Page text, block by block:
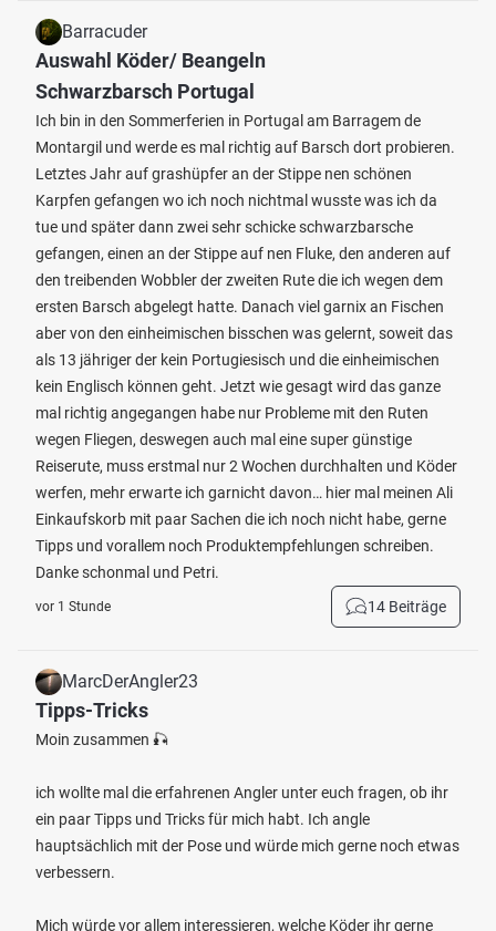
Barracuder
Auswahl Köder/ Beangeln
Schwarzbarsch Portugal
Ich bin in den Sommerferien in Portugal am Barragem de
Montargil und werde es mal richtig auf Barsch dort probieren.
Letztes Jahr auf grashüpfer an der Stippe nen schönen
Karpfen gefangen wo ich noch nichtmal wusste was ich da
tue und später dann zwei sehr schicke schwarzbarsche
gefangen, einen an der Stippe auf nen Fluke, den anderen auf
den treibenden Wobbler der zweiten Rute die ich wegen dem
ersten Barsch abgelegt hatte. Danach viel garnix an Fischen
aber von den einheimischen bisschen was gelernt, soweit das
als 13 jähriger der kein Portugiesisch und die einheimischen
kein Englisch können geht. Jetzt wie gesagt wird das ganze
mal richtig angegangen habe nur Probleme mit den Ruten
wegen Fliegen, deswegen auch mal eine super günstige
Reiserute, muss erstmal nur 2 Wochen durchhalten und Köder
werfen, mehr erwarte ich garnicht davon… hier mal meinen Ali
Einkaufskorb mit paar Sachen die ich noch nicht habe, gerne
Tipps und vorallem noch Produktempfehlungen schreiben.
Danke schonmal und Petri.
vor 1 Stunde 14 Beiträge
MarcDerAngler23
Tipps-Tricks
Moin zusammen 🎣
ich wollte mal die erfahrenen Angler unter euch fragen, ob ihr
ein paar Tipps und Tricks für mich habt. Ich angle
hauptsächlich mit der Pose und würde mich gerne noch etwas
verbessern.
Mich würde vor allem interessieren, welche Köder ihr gerne